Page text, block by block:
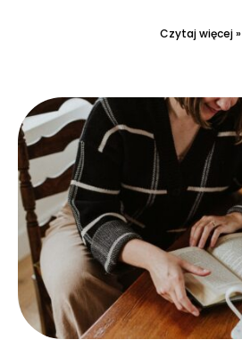
Czytaj więcej »